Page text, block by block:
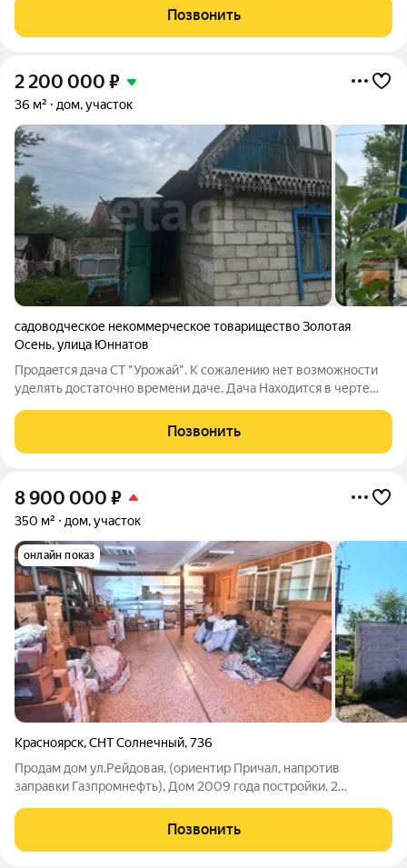
площадью 58 м на ухоженном участке в популярном СНТ
«Красноярец» (г. Красноярск,
Позвонить
2 200 000 ₽
36 м² дом, участок
садоводческое некоммерческое товарищество Золотая
Осень,улица Юннатов
Пpoдаeтcя дача СT "Урожай". К сожалению нет возможности
уделять достаточно времени даче. Дача Haxoдится в черте
пгт. Бepeзовка. Учacтoк площaдью 7,3 сoтoк, дoмик
двухэтажный, плoщaдью 36 м
Позвонить
8 900 000 ₽
350 м² дом, участок
онлайн показ
Красноярск,СНТ Солнечный,736
Продам дом ул.Рейдовая, (ориентир Причал, напротив
заправки Газпромнефть), Дом 2009 года постройки, 2
участком, кирпич, площадь 350 кв.м. Центральное
Позвонить